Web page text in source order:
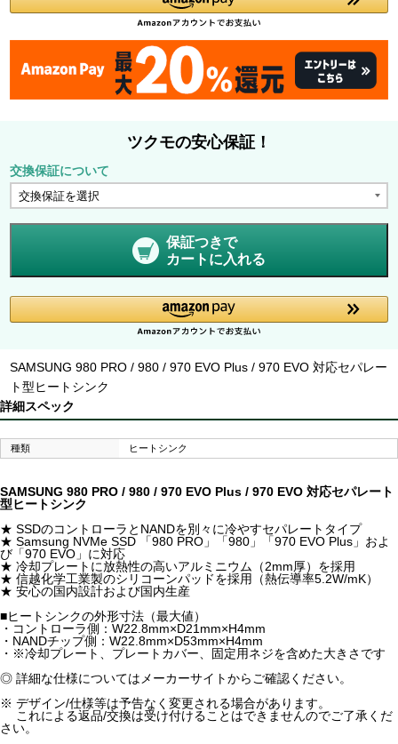
ツクモの安心保証！
交換保証について
保証つきで
カートに入れる
SAMSUNG 980 PRO / 980 / 970 EVO Plus / 970 EVO 対応セパレー
ト型ヒートシンク
詳細スペック
種類 ヒートシンク
SAMSUNG 980 PRO / 980 / 970 EVO Plus / 970 EVO 対応セパレート
型ヒートシンク
★ SSDのコントローラとNANDを別々に冷やすセパレートタイプ
★ Samsung NVMe SSD 「980 PRO」「980」「970 EVO Plus」およ
び「970 EVO」に対応
★ 冷却プレートに放熱性の高いアルミニウム（2mm厚）を採用
★ 信越化学工業製のシリコーンパッドを採用（熱伝導率5.2W/mK）
★ 安心の国内設計および国内生産
■ヒートシンクの外形寸法（最大値）
・コントローラ側：W22.8mm×D21mm×H4mm
・NANDチップ側：W22.8mm×D53mm×H4mm
・※冷却プレート、プレートカバー、固定用ネジを含めた大きさです
◎ 詳細な仕様についてはメーカーサイトからご確認ください。
※ デザイン/仕様等は予告なく変更される場合があります。
これによる返品/交換は受け付けることはできませんのでご了承くだ
さい。